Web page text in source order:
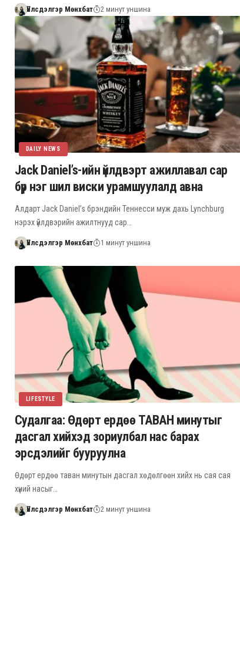
Үйлсдэлгэр Мөнхбат 2 минут уншина
DAILY NEWS
Jack Daniel’s-ийн үйлдвэрт ажиллавал сар
бүр нэг шил виски урамшуулалд авна
Алдарт Jack Daniel’s брэндийн Теннесси муж дахь Lynchburg
нэрэх үйлдвэрийн ажилтнууд сар…
Үйлсдэлгэр Мөнхбат 1 минут уншина
LIFESTYLE
Судалгаа: Өдөрт ердөө ТАВАН минутыг
дасгал хийхэд зориулбал нас барах
эрсдэлийг бууруулна
Өдөрт ердөө таван минутын дасгал хөдөлгөөн хийх нь сая сая
хүний насыг…
Үйлсдэлгэр Мөнхбат 2 минут уншина